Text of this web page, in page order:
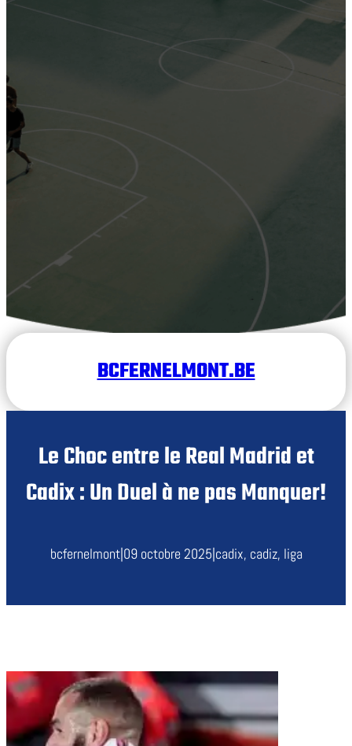
BCFERNELMONT.BE
Le Choc entre le Real Madrid et
Cadix : Un Duel à ne pas Manquer!
bcfernelmont|09 octobre 2025|cadix, cadiz, liga